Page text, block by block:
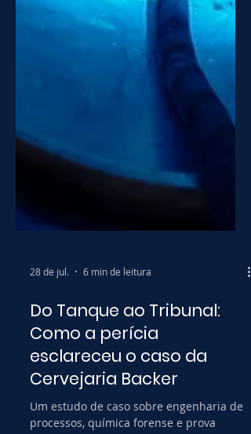
28 de jul. 6 min de leitura
Do Tanque ao Tribunal:
Como a perícia
esclareceu o caso da
Cervejaria Backer